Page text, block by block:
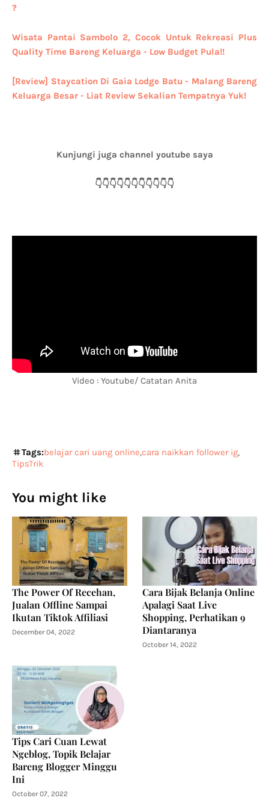
?
Wisata Pantai Sambolo 2, Cocok Untuk Rekreasi Plus
Quality Time Bareng Keluarga - Low Budget Pula!!
[Review] Staycation Di Gaia Lodge Batu - Malang Bareng
Keluarga Besar - Liat Review Sekalian Tempatnya Yuk!
Kunjungi juga channel youtube saya
👇👇👇👇👇👇👇👇👇👇👇
Video : Youtube/ Catatan Anita
Tags:belajar cari uang online cara naikkan follower ig
TipsTrik
You might like
The Power Of Recehan,
Jualan Offline Sampai
Ikutan Tiktok Affiliasi
December 04, 2022
Cara Bijak Belanja Online
Apalagi Saat Live
Shopping, Perhatikan 9
Diantaranya
October 14, 2022
Tips Cari Cuan Lewat
Ngeblog, Topik Belajar
Bareng Blogger Minggu
Ini
October 07, 2022